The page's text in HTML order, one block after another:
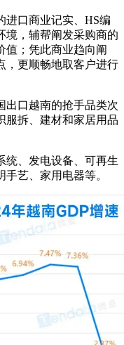
口商业记实、HS编
境，辅帮阐发采购商的
值；凭此商业趋向阐
，更顺畅地取客户进行
口越南的抢手品类次
服拆、建材和家居用品
、发电设备、可再生
艺、家用电器等。